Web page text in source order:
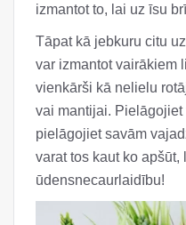
izmantot to, lai uz īsu
Tāpat kā jebkuru citu
var izmantot vairākiem
vienkārši kā nelielu
vai mantijai. Pielāgojiet
pielāgojiet savām
varat tos kaut ko apšūt,
ūdensnecaurlaidību!